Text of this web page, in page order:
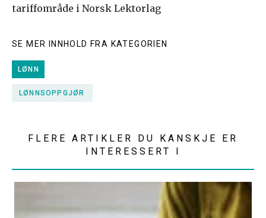
tariffområde i Norsk Lektorlag
SE MER INNHOLD FRA KATEGORIEN
LØNN
LØNNSOPPGJØR
FLERE ARTIKLER DU KANSKJE ER
INTERESSERT I